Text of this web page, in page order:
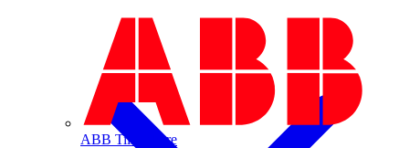
ABB Tillverkare